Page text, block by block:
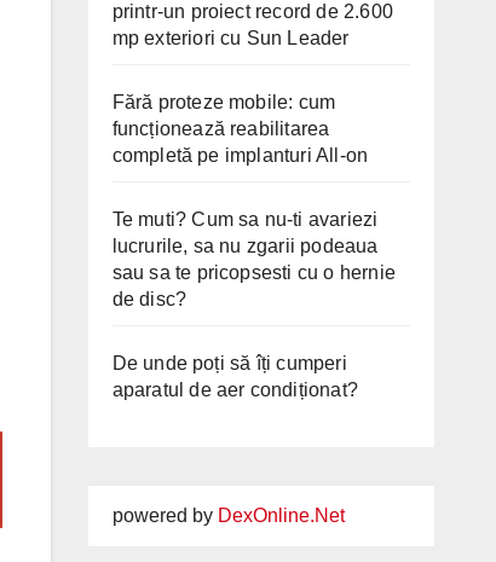
printr-un proiect record de 2.600
mp exteriori cu Sun Leader
Fără proteze mobile: cum
funcționează reabilitarea
completă pe implanturi All-on
Te muti? Cum sa nu-ti avariezi
lucrurile, sa nu zgarii podeaua
sau sa te pricopsesti cu o hernie
de disc?
De unde poți să îți cumperi
aparatul de aer condiționat?
powered by DexOnline.Net